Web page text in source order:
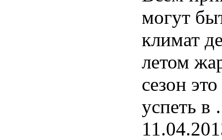
могут
климат
летом
сезон
успеть